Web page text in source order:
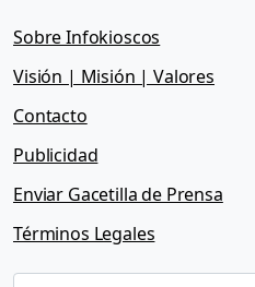
Sobre Infokioscos
Visión | Misión | Valores
Contacto
Publicidad
Enviar Gacetilla de Prensa
Términos Legales